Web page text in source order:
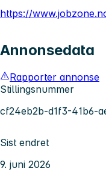
https://
Annonsedata
Rapporter annonse
Stillingsnummer
cf24eb2b-d1f3-41b6-
Sist endret
9. juni 2026